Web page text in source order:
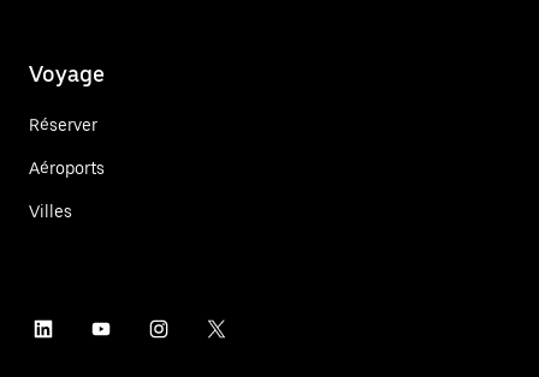
Voyage
Réserver
Aéroports
Villes